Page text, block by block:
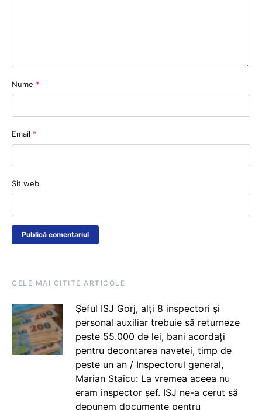
Nume *
Email *
Sit web
CELE MAI CITITE ARTICOLE
Șeful ISJ Gorj, alți 8 inspectori și
personal auxiliar trebuie să returneze
peste 55.000 de lei, bani acordați
pentru decontarea navetei, timp de
peste un an / Inspectorul general,
Marian Staicu: La vremea aceea nu
eram inspector șef. ISJ ne-a cerut să
depunem documente pentru